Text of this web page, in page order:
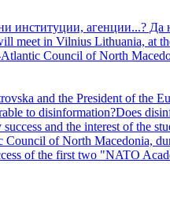
институции, агенции...? Да
meet in Vilnius Lithuania, at
Council of North
and the President of the
to disinformation?Does
and the interest of the
of North Macedonia,
of the first two "NATO